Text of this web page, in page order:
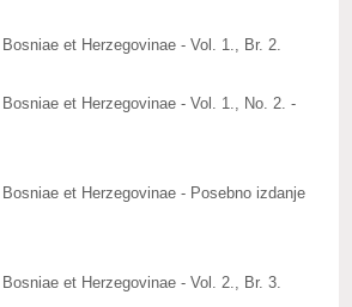
et Herzegovinae - Vol. 1., Br. 2.
et Herzegovinae - Vol. 1., No. 2. -
et Herzegovinae - Posebno izdanje
et Herzegovinae - Vol. 2., Br. 3.